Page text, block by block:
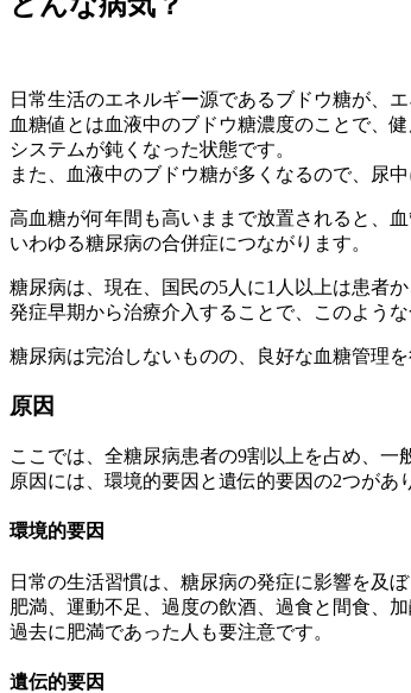
日常生活のエネルギー源であるブドウ糖が、
血糖値とは血液中のブドウ糖濃度のことで、
システムが鈍くなった状態です。
また、血液中のブドウ糖が多くなるので、尿中
高血糖が何年間も高いままで放置されると、
いわゆる糖尿病の合併症につながります。
糖尿病は、現在、国民の5人に1人以上は患者
発症早期から治療介入することで、このよう
糖尿病は完治しないものの、良好な血糖管理
原因
ここでは、全糖尿病患者の9割以上を占め、一
原因には、環境的要因と遺伝的要因の2つがあ
環境的要因
日常の生活習慣は、糖尿病の発症に影響を及ぼ
肥満、運動不足、過度の飲酒、過食と間食、
過去に肥満であった人も要注意です。
遺伝的要因